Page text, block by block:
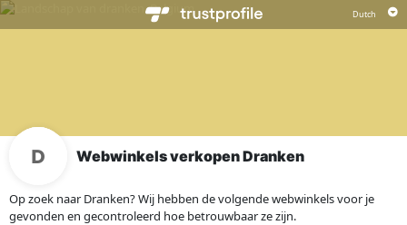
Webwinkels verkopen Dranken
Op zoek naar Dranken? Wij hebben de volgende webwinkels voor je
gevonden en gecontroleerd hoe betrouwbaar ze zijn.